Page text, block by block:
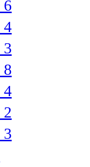
6
4
3
8
4
2
3